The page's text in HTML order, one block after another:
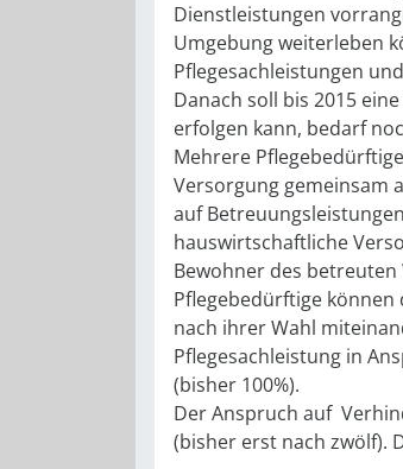
Dienstleistungen
Umgebung weiterleben
Pflegesachleistungen
Danach soll bis 2015
erfolgen kann, bedarf
Mehrere
Versorgung gemeinsam
auf
hauswirtschaftliche
Bewohner des
Pflegebedürftige können
nach ihrer Wahl
Pflegesachleistung in
(bisher 100%).
Der Anspruch auf
(bisher erst nach zwölf).